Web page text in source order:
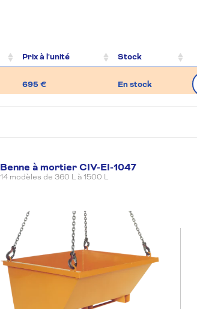
Prix à l'unité Stock
695 € En stock
Benne à mortier CIV-EI-1047
14 modèles de 360 L à 1500 L